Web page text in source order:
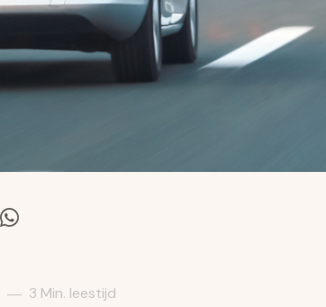
— 3 Min. leestijd